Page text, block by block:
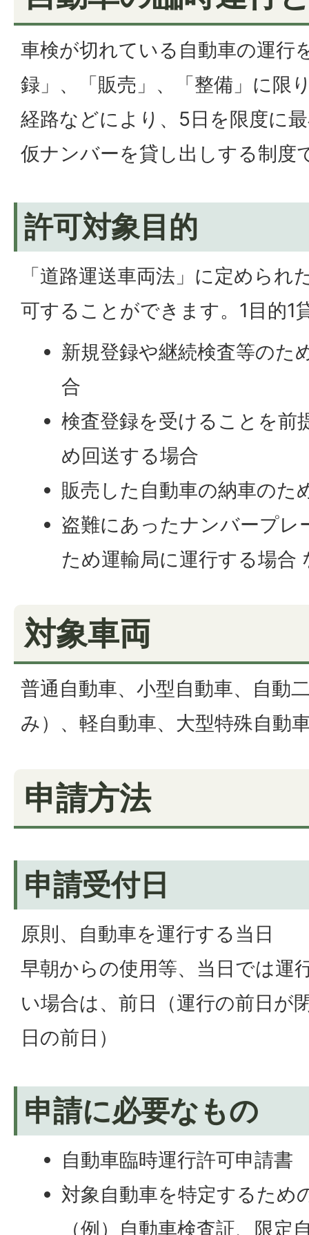
車検が切れている自動車の運行
録」、「販売」、「整備」に限
経路などにより、5日を限度に
仮ナンバーを貸し出しする制度
許可対象目的
「道路運送車両法」に定められ
可することができます。1目的1
新規登録や継続検査等のた
合
検査登録を受けることを前
め回送する場合
販売した自動車の納車のた
盗難にあったナンバープレ
ため運輸局に運行する場合
対象車両
普通自動車、小型自動車、自動
み）、軽自動車、大型特殊自動
申請方法
申請受付日
原則、自動車を運行する当日
早朝からの使用等、当日では運
い場合は、前日（運行の前日が
日の前日）
申請に必要なもの
自動車臨時運行許可申請書
対象自動車を特定するため
（例）自動車検査証、限定